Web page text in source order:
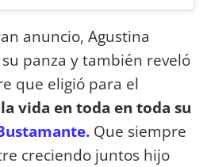
anuncio, Agustina
panza y también reveló
que eligió para el
vida en toda en toda su
Que siempre
creciendo juntos hijo